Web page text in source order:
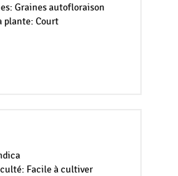
Graines autofloraison
plante: Court
Facile à cultiver